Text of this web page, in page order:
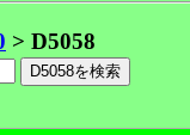
> D5058